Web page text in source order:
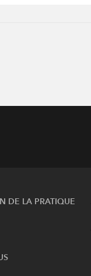
DE LA PRATIQUE